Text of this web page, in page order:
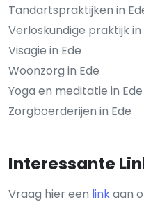
Tandartspraktijken in
Verloskundige praktijk in
Visagie in Ede
Woonzorg in Ede
Yoga en meditatie in Ede
Zorgboerderijen in Ede
Interessante
Vraag hier een linkaan